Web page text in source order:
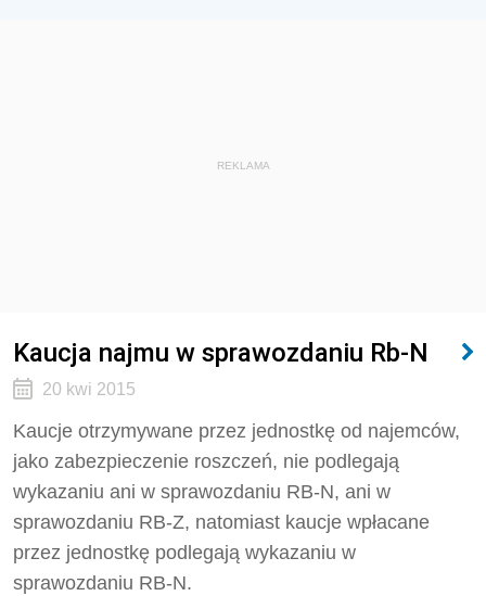
REKLAMA
Kaucja najmu w sprawozdaniu Rb-N
20 kwi 2015
Kaucje otrzymywane przez jednostkę od najemców,
jako zabezpieczenie roszczeń, nie podlegają
wykazaniu ani w sprawozdaniu RB-N, ani w
sprawozdaniu RB-Z, natomiast kaucje wpłacane
przez jednostkę podlegają wykazaniu w
sprawozdaniu RB-N.